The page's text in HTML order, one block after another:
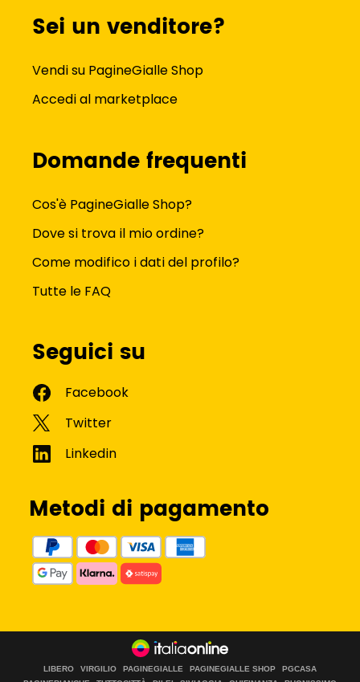
Sei un venditore?
Vendi su PagineGialle Shop
Accedi al marketplace
Domande frequenti
Cos'è PagineGialle Shop?
Dove si trova il mio ordine?
Come modifico i dati del profilo?
Tutte le FAQ
Seguici su
Metodi di pagamento
LIBERO VIRGILIO PAGINEGIALLE PAGINEGIALLE SHOP
PGCASA